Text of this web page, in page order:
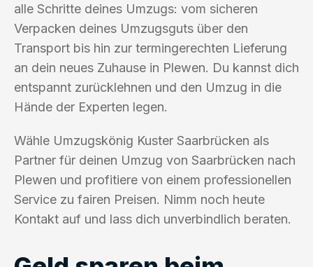
alle Schritte deines Umzugs: vom sicheren
Verpacken deines Umzugsguts über den
Transport bis hin zur termingerechten Lieferung
an dein neues Zuhause in Plewen. Du kannst dich
entspannt zurücklehnen und den Umzug in die
Hände der Experten legen.
Wähle Umzugskönig Kuster Saarbrücken als
Partner für deinen Umzug von Saarbrücken nach
Plewen und profitiere von einem professionellen
Service zu fairen Preisen. Nimm noch heute
Kontakt auf und lass dich unverbindlich beraten.